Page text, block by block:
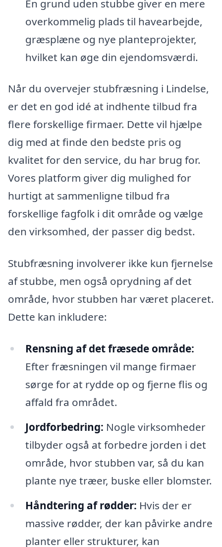
En grund uden stubbe giver en mere
overkommelig plads til havearbejde,
græsplæne og nye planteprojekter,
hvilket kan øge din ejendomsværdi.
Når du overvejer stubfræsning i Lindelse,
er det en god idé at indhente tilbud fra
flere forskellige firmaer. Dette vil hjælpe
dig med at finde den bedste pris og
kvalitet for den service, du har brug for.
Vores platform giver dig mulighed for
hurtigt at sammenligne tilbud fra
forskellige fagfolk i dit område og vælge
den virksomhed, der passer dig bedst.
Stubfræsning involverer ikke kun fjernelse
af stubbe, men også oprydning af det
område, hvor stubben har været placeret.
Dette kan inkludere:
Rensning af det fræsede område:
Efter fræsningen vil mange firmaer
sørge for at rydde op og fjerne flis og
affald fra området.
Jordforbedring: Nogle virksomheder
tilbyder også at forbedre jorden i det
område, hvor stubben var, så du kan
plante nye træer, buske eller blomster.
Håndtering af rødder: Hvis der er
massive rødder, der kan påvirke andre
planter eller strukturer, kan